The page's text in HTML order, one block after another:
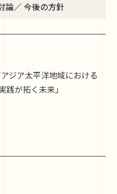
論／ 今後の方針
ジア太平洋地域における
が拓く未来」